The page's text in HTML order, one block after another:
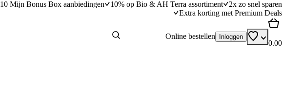
10 Mijn Bonus Box aanbiedingen 10% op Bio & AH Terra assortiment
2x zo snel sparen
Extra korting met Premium Deals
Online bestellen Inloggen
0.00